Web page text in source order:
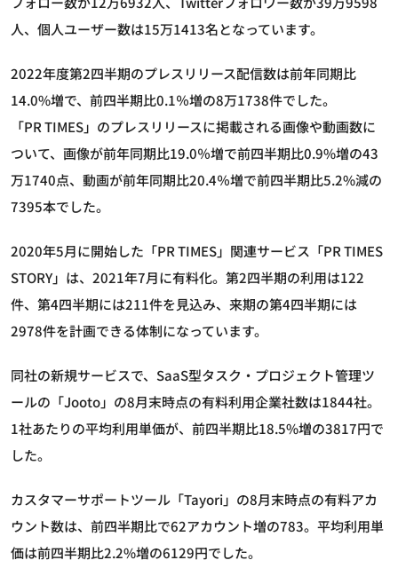
人、個人ユーザー数は15万1413名となっています。
2022年度第2四半期のプレスリリース配信数は前年同期比
14.0%増で、前四半期比0.1％増の8万1738件でした。
「PR TIMES」のプレスリリースに掲載される画像や動画数に
ついて、画像が前年同期比19.0％増で前四半期比0.9%増の43
万1740点、動画が前年同期比20.4％増で前四半期比5.2%減の
7395本でした。
2020年5月に開始した「PR TIMES」関連サービス「PR TIMES
STORY」は、2021年7月に有料化。第2四半期の利用は122
件、第4四半期には211件を見込み、来期の第4四半期には
2978件を計画できる体制になっています。
同社の新規サービスで、SaaS型タスク・プロジェクト管理ツ
ールの「Jooto」の8月末時点の有料利用企業社数は1844社。
1社あたりの平均利用単価が、前四半期比18.5%増の3817円で
した。
カスタマーサポートツール「Tayori」の8月末時点の有料アカ
ウント数は、前四半期比で62アカウント増の783。平均利用単
価は前四半期比2.2%増の6129円でした。